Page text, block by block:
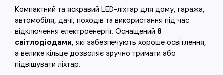
Компактний та яскравий LED-ліхтар для дому, гаража,
автомобіля, дачі, походів та використання під час
відключення електроенергії. Оснащений 8
світлодіодами, які забезпечують хороше освітлення,
а велике кільце дозволяє зручно тримати або
підвішувати ліхтар.